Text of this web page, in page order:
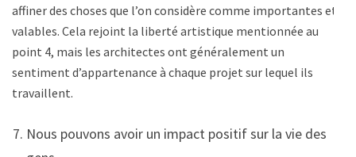
affiner des choses que l’on considère comme importantes et
valables. Cela rejoint la liberté artistique mentionnée au
point 4, mais les architectes ont généralement un
sentiment d’appartenance à chaque projet sur lequel ils
travaillent.
Nous pouvons avoir un impact positif sur la vie des